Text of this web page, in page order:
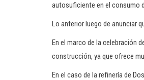
autosuficiente en el consumo
Lo anterior luego de anunciar
En el marco de la celebración
construcción, ya que ofrece
En el caso de la refinería de